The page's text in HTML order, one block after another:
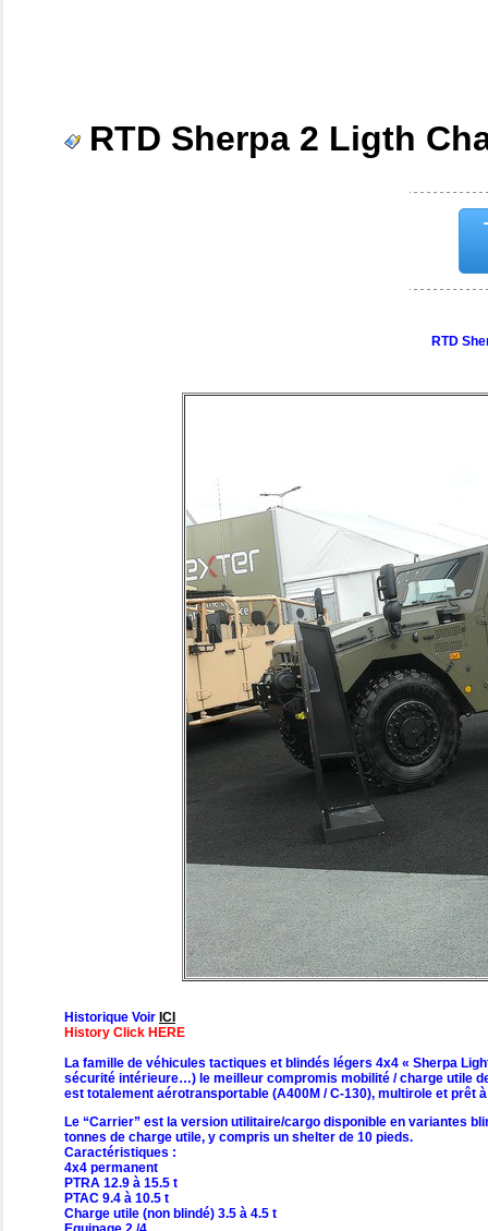
RTD Sherpa 2 Ligth
RTD
Historique Voir ICI
History Click HERE
La famille de véhicules tactiques et blindés légers 4x4 « Sherpa
sécurité intérieure…) le meilleur compromis mobilité / charge utile
est totalement aérotransportable (A400M / C-130), multirole et prêt
Le “Carrier” est la version utilitaire/cargo disponible en variantes
tonnes de charge utile, y compris un shelter de 10 pieds.
Caractéristiques :
4x4 permanent
PTRA 12.9 à 15.5 t
PTAC 9.4 à 10.5 t
Charge utile (non blindé) 3.5 à 4.5 t